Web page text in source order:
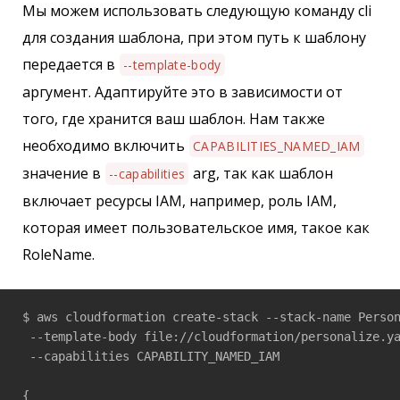
Мы можем использовать следующую команду cli
для создания шаблона, при этом путь к шаблону
передается в --template-body
аргумент. Адаптируйте это в зависимости от
того, где хранится ваш шаблон. Нам также
необходимо включить CAPABILITIES_NAMED_IAM
значение в --capabilities arg, так как шаблон
включает ресурсы IAM, например, роль IAM,
которая имеет пользовательское имя, такое как
RoleName.
$ aws cloudformation create-stack --stack-name
--template-body file://cloudformation/
--capabilities CAPABILITY_NAMED_IAM
{